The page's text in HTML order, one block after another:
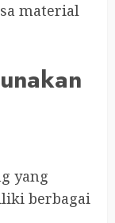
material
yang
berbagai